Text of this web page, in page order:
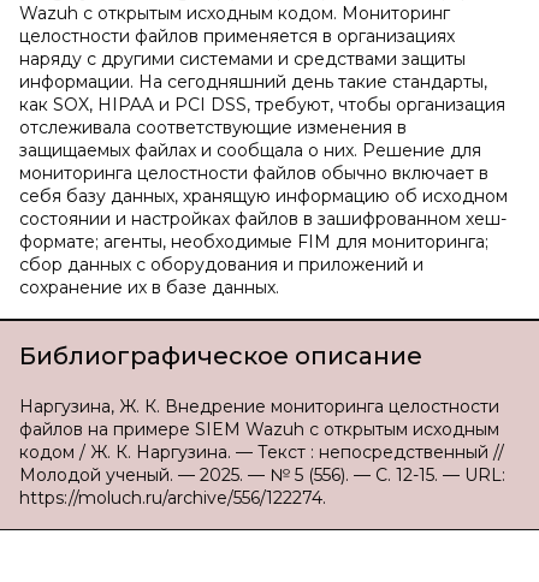
Wazuh с открытым исходным кодом. Мониторинг
целостности файлов применяется в организациях
наряду с другими системами и средствами защиты
информации. На сегодняшний день такие стандарты,
как SOX, HIPAA и PCI DSS, требуют, чтобы организация
отслеживала соответствующие изменения в
защищаемых файлах и сообщала о них. Решение для
мониторинга целостности файлов обычно включает в
себя базу данных, хранящую информацию об исходном
состоянии и настройках файлов в зашифрованном хеш-
формате; агенты, необходимые FIM для мониторинга;
сбор данных с оборудования и приложений и
сохранение их в базе данных.
Библиографическое описание
Наргузина, Ж. К. Внедрение мониторинга целостности
файлов на примере SIEM Wazuh с открытым исходным
кодом / Ж. К. Наргузина. — Текст : непосредственный //
Молодой ученый. — 2025. — № 5 (556). — С. 12-15. — URL:
https://moluch.ru/archive/556/122274.